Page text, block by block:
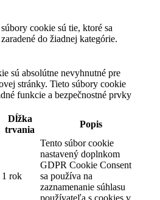
cookie sú tie, ktoré sa
do žiadnej kategórie.
sú absolútne nevyhnutné pre
stránky. Tieto súbory cookie
funkcie a bezpečnostné prvky
Dĺžka
trvania
Popis
1 rok
Tento súbor cookie
nastavený doplnkom
GDPR Cookie Consent
sa používa na
zaznamenanie súhlasu
používateľa s cookies v